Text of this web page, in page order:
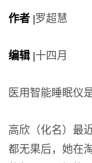
作者 |罗超慧
编辑 |十四月
医用智能睡眠仪
高欣（化名）最
都无果后，她在